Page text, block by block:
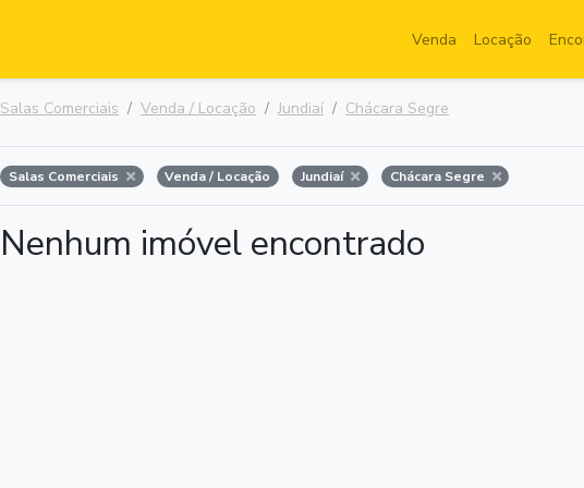
Venda Locação
Salas Comerciais Venda / Locação Jundiaí Chácara Segre
Salas Comerciais Venda / Locação Jundiaí Chácara Segre
Nenhum imóvel encontrado